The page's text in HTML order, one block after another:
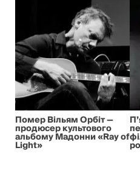
Помер Вільям Орбіт —
продюсер культового
альбому Мадонни «Ray of
Light»